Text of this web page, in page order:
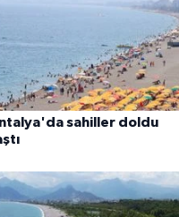
sahiller doldu